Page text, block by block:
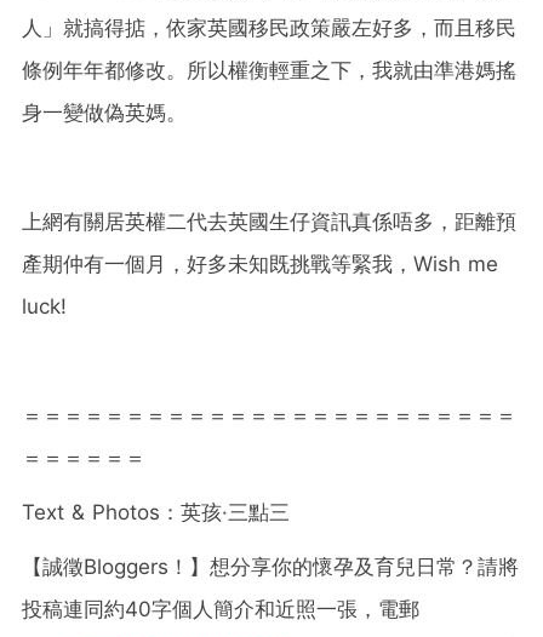
人」就搞得掂， 依家英國移民政策嚴左好多，而且移民
條例年年都修改。 所以權衡輕重之下，我就由準港媽搖
身一變做偽英媽。
上網有關居英權二代去英國生仔資訊真係唔多， 距離預
產期仲有一個月，好多未知既挑戰等緊我，Wish me
luck!
＝＝＝＝＝＝＝＝＝＝＝＝＝＝＝＝＝＝＝＝＝＝＝＝
＝＝＝＝＝＝
Text & Photos ：英孩·三點三
【誠徵Bloggers ！】想分享你的懷孕及育兒日常？請將
投稿連同約40字個人簡介和近照一張，電郵